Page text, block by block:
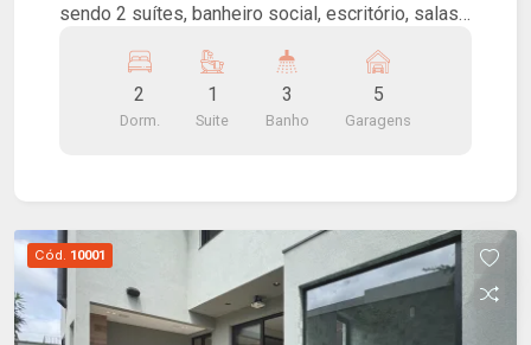
sendo 2 suítes, banheiro social, escritório, salas
área de lazer com sala, cozinha, banheiro, espaço
para mais um dormitório, piscina, SPA e varanda
gourmet. Garagem coberta para 3 carros. A
condomínio conta com portaria, cerca elétrica e
câmera de segurança.
2
Dorm.
1
Suite
3
Banho
5
Garagens
Cód. 10001